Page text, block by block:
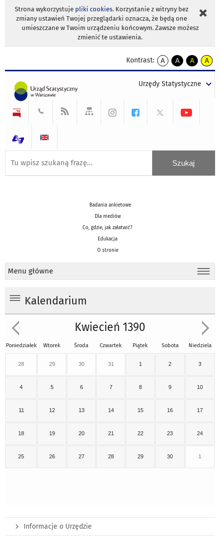
Strona wykorzystuje pliki cookies. Korzystanie z witryny bez
zmiany ustawień Twojej przeglądarki oznacza, że będą one
umieszczane w Twoim urządzeniu końcowym. Zawsze możesz
zmienić te ustawienia.
Kontrast:
A
kontrast
A
kontrast
tekst
czarnym
A
kontrast
tekst
czarnym
A
tekst
żółtym
Urzędy Statystyczne
Badania ankietowe
Dla mediów
Co, gdzie, jak załatwić?
Edukacja
O stronie
Menu główne
Kalendarium
Kwiecień 1390
Poniedziałek Wtorek Środa Czwartek Piątek Sobota Niedziela
28 29 30 31 1 2 3
4 5 6 7 8 9 10
11 12 13 14 15 16 17
18 19 20 21 22 23 24
25 26 27 28 29 30 1
Informacje o Urzędzie